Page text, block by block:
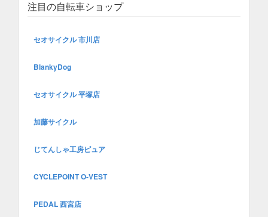
注目の自転車ショップ
セオサイクル 市川店
BlankyDog
セオサイクル 平塚店
加藤サイクル
じてんしゃ工房ピュア
CYCLEPOINT O-VEST
PEDAL 西宮店